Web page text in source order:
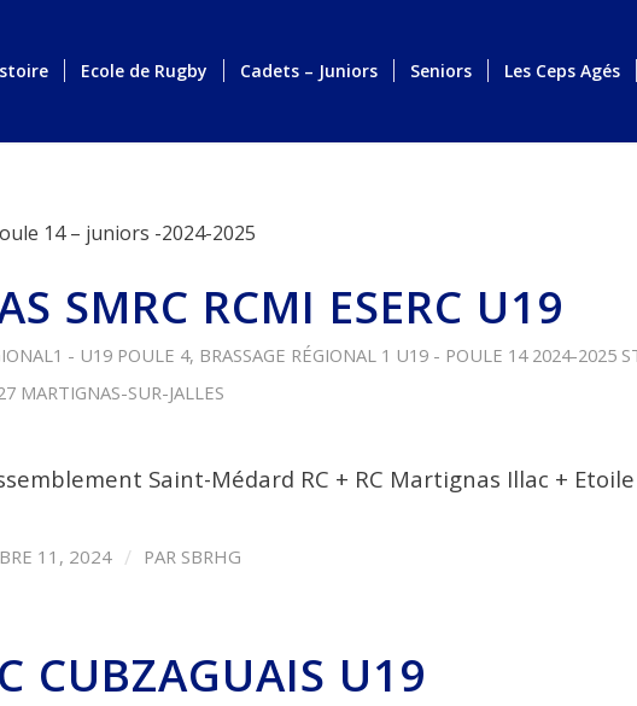
Ecole de Rugby Cadets – Juniors Seniors Les Ceps Agés
14 – juniors -2024-2025
SMRC RCMI ESERC U19
- U19 POULE 4, BRASSAGE RÉGIONAL 1 U19 - POULE 14 2024-2025
MARTIGNAS-SUR-JALLES
Saint-Médard RC + RC Martignas Illac + Etoile
11, 2024 / PAR SBRHG
CUBZAGUAIS U19